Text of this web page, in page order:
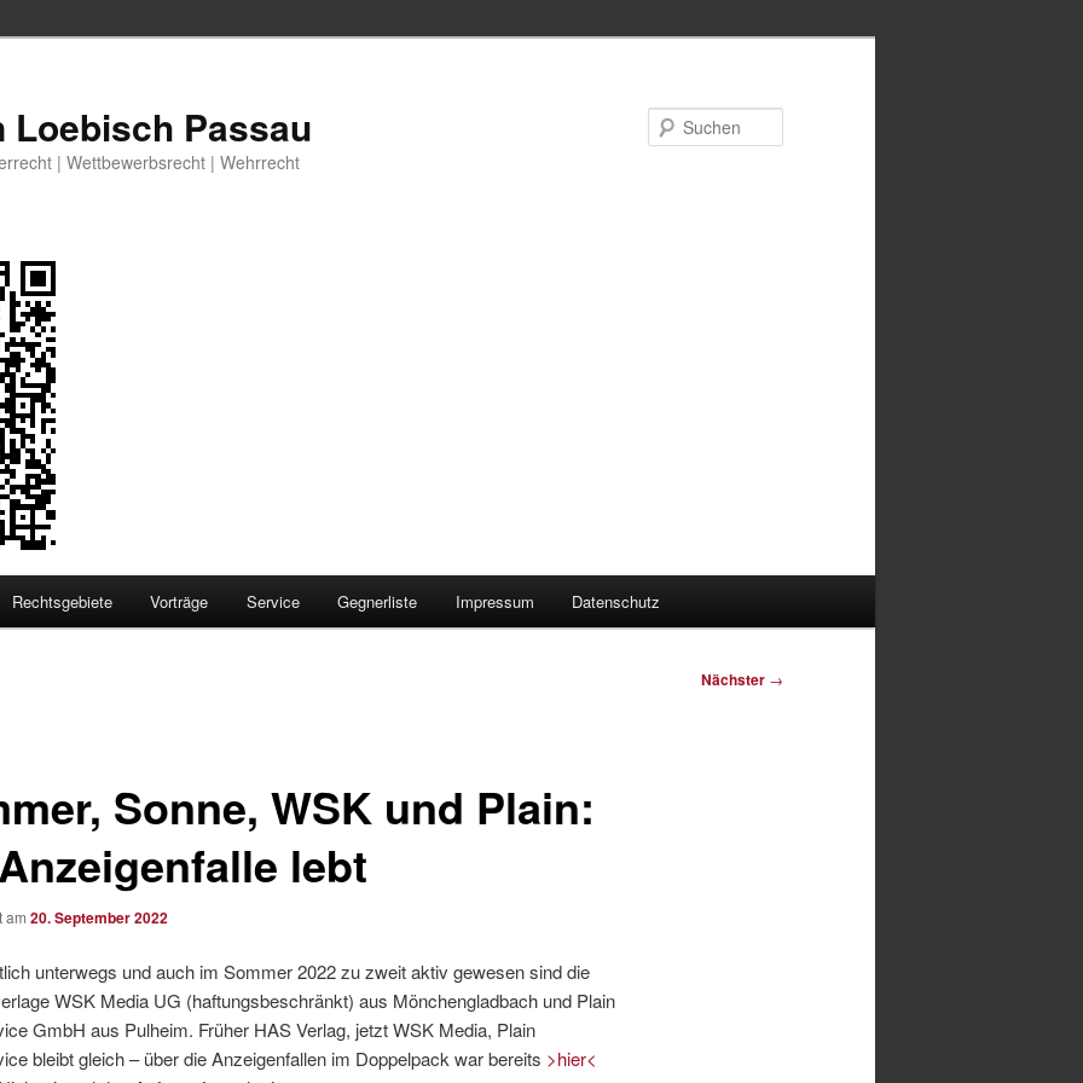
Loebisch Passau
| Wettbewerbsrecht | Wehrrecht
Rechtsgebiete Vorträge Service Gegnerliste Impressum Datenschutz
Nächster →
Sonne, WSK und Plain:
lebt
am 20. September 2022
unterwegs und auch im Sommer 2022 zu zweit aktiv gewesen sind die
WSK Media UG (haftungsbeschränkt) aus Mönchengladbach und Plain
GmbH aus Pulheim. Früher HAS Verlag, jetzt WSK Media, Plain
bleibt gleich – über die Anzeigenfallen im Doppelpack war bereits >hier<